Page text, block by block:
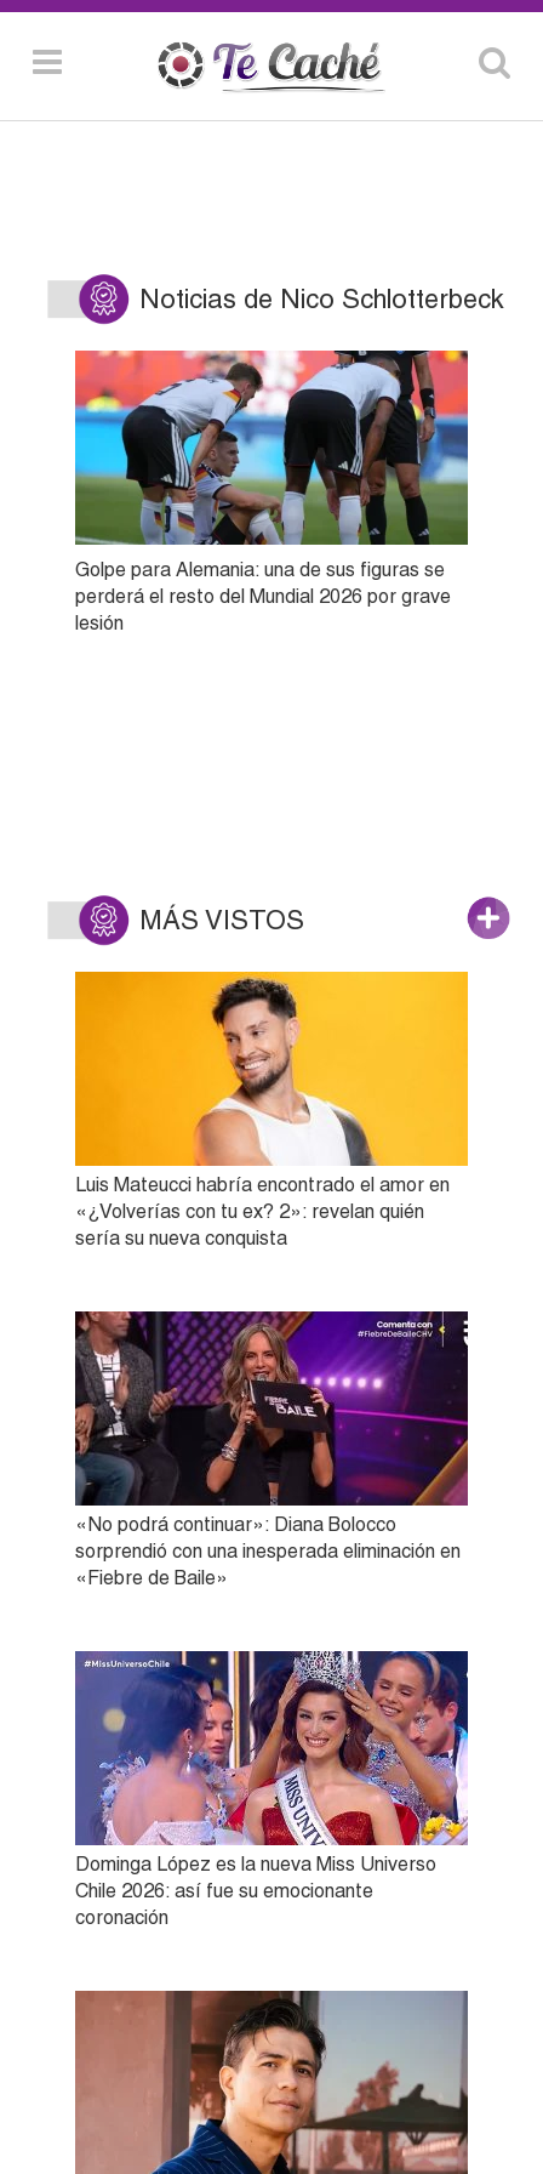
Noticias de Nico Schlotterbeck
Golpe para Alemania: una de sus figuras se
perderá el resto del Mundial 2026 por grave
lesión
MÁS VISTOS
Luis Mateucci habría encontrado el amor en
«¿Volverías con tu ex? 2»: revelan quién
sería su nueva conquista
«No podrá continuar»: Diana Bolocco
sorprendió con una inesperada eliminación en
«Fiebre de Baile»
Dominga López es la nueva Miss Universo
Chile 2026: así fue su emocionante
coronación